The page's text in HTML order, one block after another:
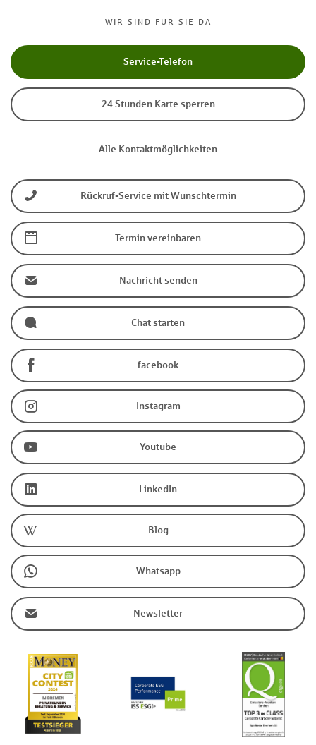
WIR SIND FÜR SIE DA
Service-Telefon
24 Stunden Karte sperren
Alle Kontaktmöglichkeiten
Rückruf-Service mit Wunschtermin
Termin vereinbaren
Nachricht senden
Chat starten
facebook
Instagram
Youtube
LinkedIn
Blog
Whatsapp
Newsletter